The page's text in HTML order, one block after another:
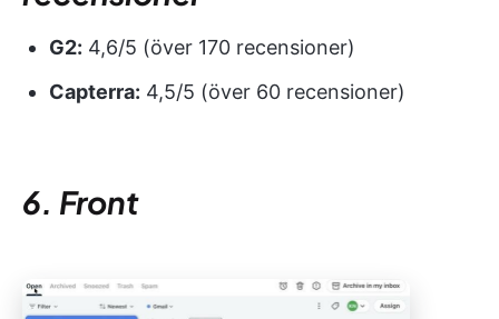
G2: 4,6/5 (över 170 recensioner)
Capterra: 4,5/5 (över 60 recensioner)
6. Front